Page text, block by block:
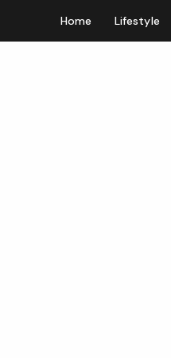
Home Lifestyle